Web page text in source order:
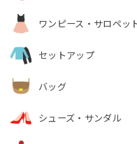
ワンピース・サロペッ
セットアップ
バッグ
シューズ・サンダル